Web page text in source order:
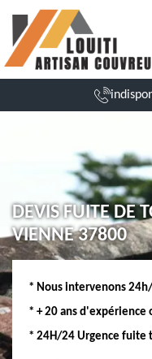
DEVIS FUITE DE
VIENNE 37800
* Nous intervenons
* + 20 ans d'expérience
* 24H/24 Urgence